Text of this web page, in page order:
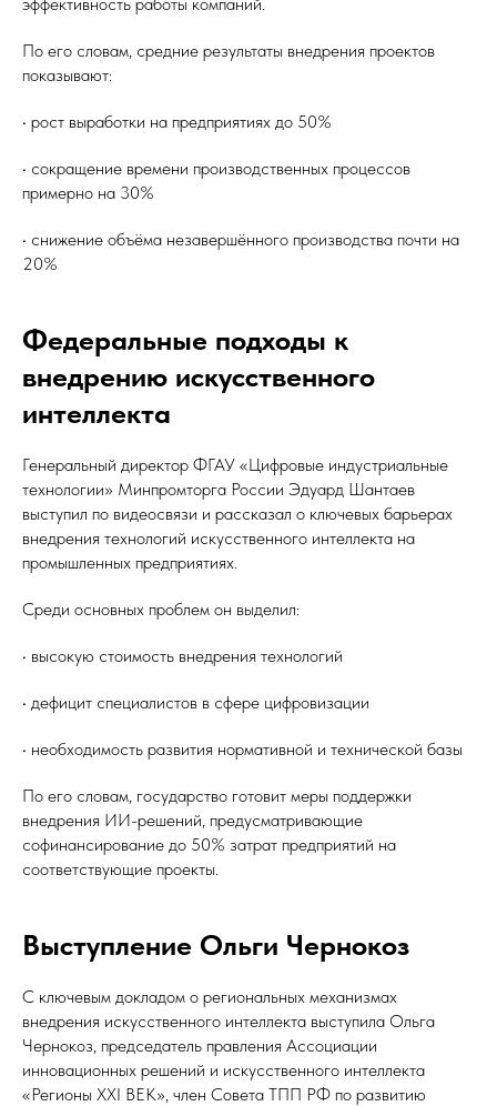
По его словам, средние результаты внедрения проектов
показывают:
• рост выработки на предприятиях до 50%
• сокращение времени производственных процессов
примерно на 30%
• снижение объёма незавершённого производства почти на
20%
Федеральные подходы к
внедрению искусственного
интеллекта
Генеральный директор ФГАУ «Цифровые индустриальные
технологии» Минпромторга России Эдуард Шантаев
выступил по видеосвязи и рассказал о ключевых барьерах
внедрения технологий искусственного интеллекта на
промышленных предприятиях.
Среди основных проблем он выделил:
• высокую стоимость внедрения технологий
• дефицит специалистов в сфере цифровизации
• необходимость развития нормативной и технической базы
По его словам, государство готовит меры поддержки
внедрения ИИ-решений, предусматривающие
софинансирование до 50% затрат предприятий на
соответствующие проекты.
Выступление Ольги Чернокоз
С ключевым докладом о региональных механизмах
внедрения искусственного интеллекта выступила Ольга
Чернокоз, председатель правления Ассоциации
инновационных решений и искусственного интеллекта
«Регионы XXI ВЕК», член Совета ТПП РФ по развитию